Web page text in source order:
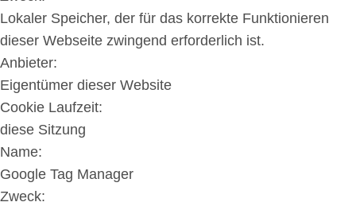
Lokaler Speicher, der für das korrekte Funktionieren
dieser Webseite zwingend erforderlich ist.
Anbieter:
Eigentümer dieser Website
Cookie Laufzeit:
diese Sitzung
Name:
Google Tag Manager
Zweck: